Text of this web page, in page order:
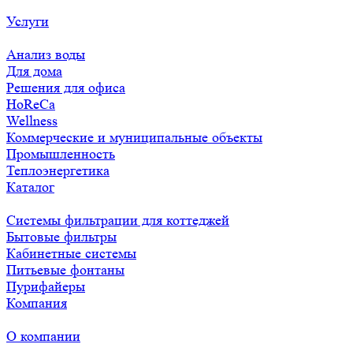
Услуги
Анализ воды
Для дома
Решения для офиса
HoReCa
Wellness
Коммерческие и муниципальные объекты
Промышленность
Теплоэнергетика
Каталог
Системы фильтрации для коттеджей
Бытовые фильтры
Кабинетные системы
Питьевые фонтаны
Пурифайеры
Компания
О компании